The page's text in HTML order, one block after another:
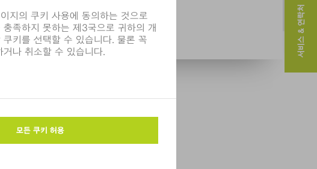
서비스 & 연락처